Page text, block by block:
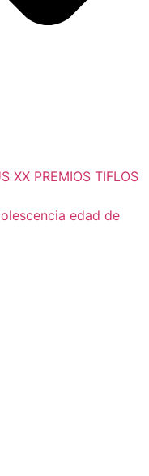
XX PREMIOS TIFLOS
edad de